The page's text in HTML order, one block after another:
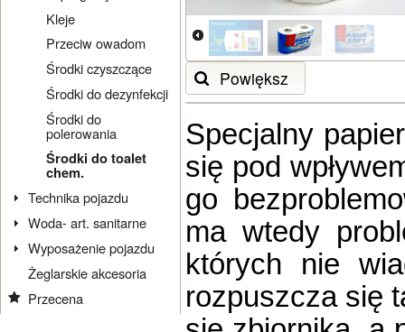
Kleje
Przeciw owadom
Środki czyszczące
Środki do dezynfekcji
Środki do
polerowania
Środki do toalet
chem.
Technika pojazdu
Woda- art. sanitarne
Wyposażenie pojazdu
Żeglarskie akcesoria
Przecena
Powiększ
Specjalny
się pod
go
ma wtedy
których nie
rozpuszcza się